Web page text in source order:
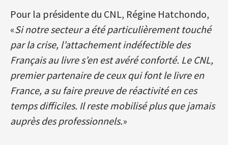
Pour la présidente du CNL, Régine Hatchondo,
«Si notre secteur a été particulièrement touché
par la crise, l’attachement indéfectible des
Français au livre s’en est avéré conforté. Le CNL,
premier partenaire de ceux qui font le livre en
France, a su faire preuve de réactivité en ces
temps difficiles. Il reste mobilisé plus que jamais
auprès des professionnels.»